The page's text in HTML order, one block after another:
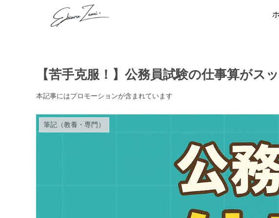
【苦手克服！】公務員試験の仕事算がス
本記事にはプロモーションが含まれています
筆記（教養・専門）